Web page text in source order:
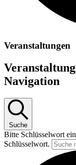
Veranstaltungen
Navigation
Suche
Bitte Schlüsselwort
Schlüsselwort.